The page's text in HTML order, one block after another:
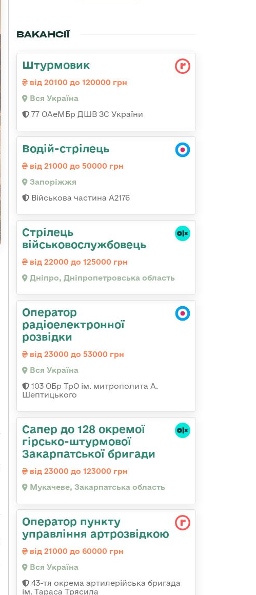
ВАКАНСІЇ
Штурмовик
від 20100 до 120000 грн
Вся Україна
77 ОАеМБр ДШВ ЗС України
Водій-стрілець
від 21000 до 50000 грн
Запоріжжя
Військова частина А2176
Стрілець
військовослужбовець
від 22000 до 125000 грн
Дніпро, Дніпропетровська область
Оператор
радіоелектронної
розвідки
від 23000 до 53000 грн
Вся Україна
103 ОБр ТрО ім. митрополита А.
Шептицького
Сапер до 128 окремої
гірсько-штурмової
Закарпатської бригади
від 23000 до 123000 грн
Мукачеве, Закарпатська область
Оператор пункту
управління артрозвідкою
від 21000 до 60000 грн
Вся Україна
43-тя окрема артилерійська бригада
ім. Тараса Трясила